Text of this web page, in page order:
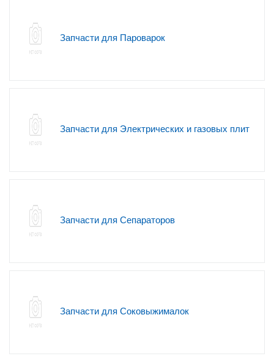
Запчасти для Пароварок
Запчасти для Электрических и газовых плит
Запчасти для Сепараторов
Запчасти для Соковыжималок